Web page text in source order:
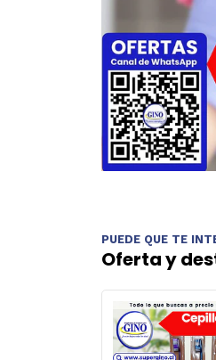
PUEDE QUE TE
Oferta y